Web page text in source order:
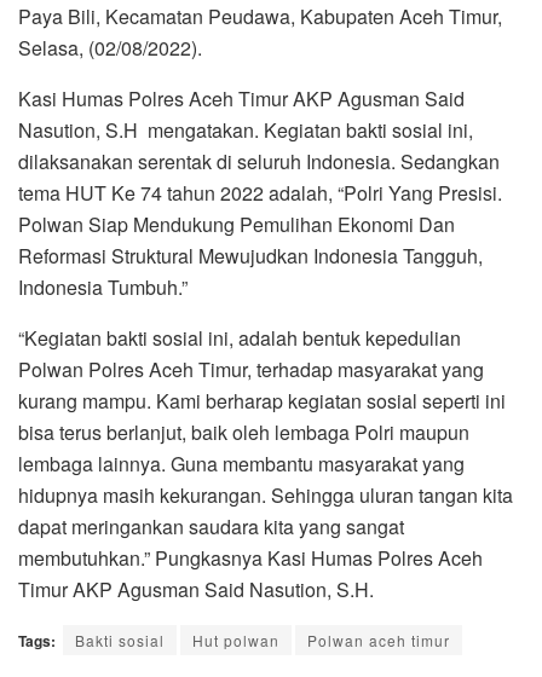
Paya Bili, Kecamatan Peudawa, Kabupaten Aceh Timur,
Selasa, (02/08/2022).
Kasi Humas Polres Aceh Timur AKP Agusman Said
Nasution, S.H mengatakan. Kegiatan bakti sosial ini,
dilaksanakan serentak di seluruh Indonesia. Sedangkan
tema HUT Ke 74 tahun 2022 adalah, “Polri Yang Presisi.
Polwan Siap Mendukung Pemulihan Ekonomi Dan
Reformasi Struktural Mewujudkan Indonesia Tangguh,
Indonesia Tumbuh.”
“Kegiatan bakti sosial ini, adalah bentuk kepedulian
Polwan Polres Aceh Timur, terhadap masyarakat yang
kurang mampu. Kami berharap kegiatan sosial seperti ini
bisa terus berlanjut, baik oleh lembaga Polri maupun
lembaga lainnya. Guna membantu masyarakat yang
hidupnya masih kekurangan. Sehingga uluran tangan kita
dapat meringankan saudara kita yang sangat
membutuhkan.” Pungkasnya Kasi Humas Polres Aceh
Timur AKP Agusman Said Nasution, S.H.
Tags: Bakti sosial Hut polwan Polwan aceh timur